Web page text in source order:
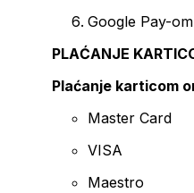
Google Pay-om
PLAĆANJE
Plaćanje karticom
Master Card
VISA
Maestro